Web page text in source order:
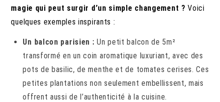
magie qui peut surgir d’un simple changement ? Voici
quelques exemples inspirants :
Un balcon parisien : Un petit balcon de 5m²
transformé en un coin aromatique luxuriant, avec des
pots de basilic, de menthe et de tomates cerises. Ces
petites plantations non seulement embellissent, mais
offrent aussi de l’authenticité à la cuisine.